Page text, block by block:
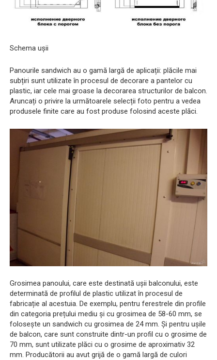
Schema ușii
Panourile sandwich au o gamă largă de aplicații: plăcile mai
subțiri sunt utilizate în procesul de decorare a pantelor cu
plastic, iar cele mai groase la decorarea structurilor de balcon.
Aruncați o privire la următoarele selecții foto pentru a vedea
produsele finite care au fost produse folosind aceste plăci.
Grosimea panoului, care este destinată ușii balconului, este
determinată de profilul de plastic utilizat în procesul de
fabricație al acestuia. De exemplu, pentru ferestrele din profile
din categoria prețului mediu și cu grosimea de 58-60 mm, se
folosește un sandwich cu grosimea de 24 mm. Și pentru ușile
de balcon, care sunt construite dintr-un profil cu o grosime de
70 mm, sunt utilizate plăci cu o grosime de aproximativ 32
mm. Producătorii au avut grijă de o gamă largă de culori